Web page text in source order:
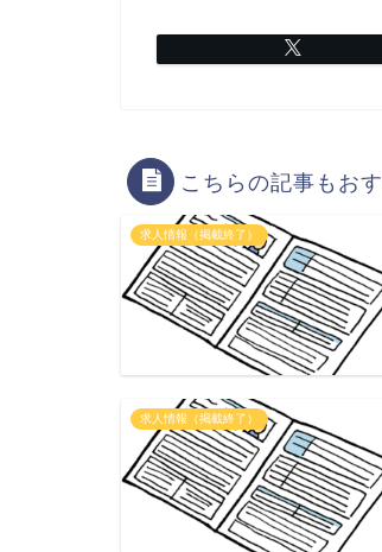
こちらの記事もお
求人情報（掲載終了）
求人情報（掲載終了）